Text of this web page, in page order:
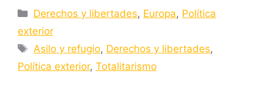
Categorías
Derechos y libertades, Europa, Política
exterior
Etiquetas
Asilo y refugio, Derechos y libertades,
Política exterior, Totalitarismo